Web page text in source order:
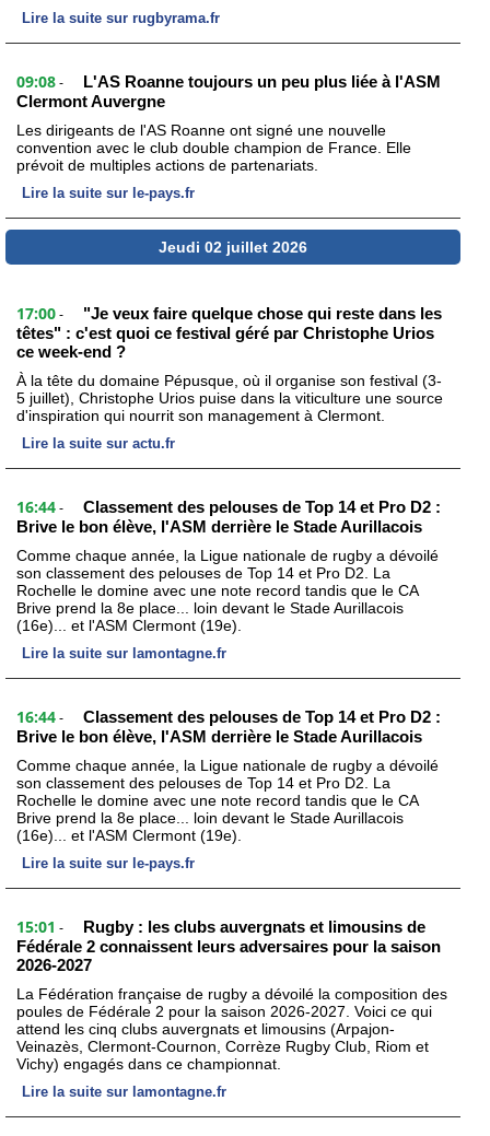
Lire la suite sur rugbyrama.fr
09:08 -
L'AS Roanne toujours un peu plus liée à l'ASM
Clermont Auvergne
Les dirigeants de l'AS Roanne ont signé une nouvelle
convention avec le club double champion de France. Elle
prévoit de multiples actions de partenariats.
Lire la suite sur le-pays.fr
Jeudi 02 juillet 2026
17:00 -
"Je veux faire quelque chose qui reste dans les
têtes" : c'est quoi ce festival géré par Christophe Urios
ce week-end ?
À la tête du domaine Pépusque, où il organise son festival (3-
5 juillet), Christophe Urios puise dans la viticulture une source
d'inspiration qui nourrit son management à Clermont.
Lire la suite sur actu.fr
16:44 -
Classement des pelouses de Top 14 et Pro D2 :
Brive le bon élève, l'ASM derrière le Stade Aurillacois
Comme chaque année, la Ligue nationale de rugby a dévoilé
son classement des pelouses de Top 14 et Pro D2. La
Rochelle le domine avec une note record tandis que le CA
Brive prend la 8e place... loin devant le Stade Aurillacois
(16e)... et l'ASM Clermont (19e).
Lire la suite sur lamontagne.fr
16:44 -
Classement des pelouses de Top 14 et Pro D2 :
Brive le bon élève, l'ASM derrière le Stade Aurillacois
Comme chaque année, la Ligue nationale de rugby a dévoilé
son classement des pelouses de Top 14 et Pro D2. La
Rochelle le domine avec une note record tandis que le CA
Brive prend la 8e place... loin devant le Stade Aurillacois
(16e)... et l'ASM Clermont (19e).
Lire la suite sur le-pays.fr
15:01 -
Rugby : les clubs auvergnats et limousins de
Fédérale 2 connaissent leurs adversaires pour la saison
2026-2027
La Fédération française de rugby a dévoilé la composition des
poules de Fédérale 2 pour la saison 2026-2027. Voici ce qui
attend les cinq clubs auvergnats et limousins (Arpajon-
Veinazès, Clermont-Cournon, Corrèze Rugby Club, Riom et
Vichy) engagés dans ce championnat.
Lire la suite sur lamontagne.fr